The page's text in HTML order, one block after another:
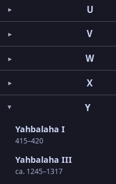
U
V
W
X
Y
Yahbalaha I
415–420
Yahbalaha III
ca. 1245–1317